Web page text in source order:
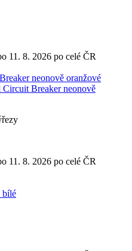
11. 8. 2026 po celé ČR
Breaker neonově
11. 8. 2026 po celé ČR
bílé